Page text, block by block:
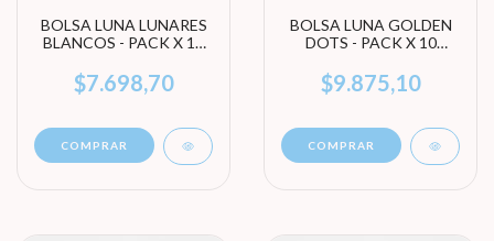
BOLSA LUNA LUNARES
BLANCOS - PACK X 10
TAMAÑO)
$7.698,70
COMPRAR
BOLSA LUNA GOLDEN
DOTS - PACK X 10
TAMAÑO)
$9.875,10
COMPRAR